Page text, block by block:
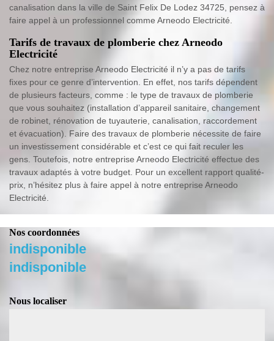
canalisation dans la ville de Saint Felix De Lodez 34725, pensez à
faire appel à un professionnel comme Arneodo Electricité.
Tarifs de travaux de plomberie chez Arneodo
Electricité
Chez notre entreprise Arneodo Electricité il n’y a pas de tarifs
fixes pour ce genre d’intervention. En effet, nos tarifs dépendent
de plusieurs facteurs, comme : le type de travaux de plomberie
que vous souhaitez (installation d’appareil sanitaire, changement
de robinet, rénovation de tuyauterie, canalisation, raccordement
et évacuation). Faire des travaux de plomberie nécessite de faire
un investissement considérable et c’est ce qui fait reculer les
gens. Toutefois, notre entreprise Arneodo Electricité effectue des
travaux adaptés à votre budget. Pour un excellent rapport qualité-
prix, n’hésitez plus à faire appel à notre entreprise Arneodo
Electricité.
Nos coordonnées
indisponible
indisponible
Nous localiser